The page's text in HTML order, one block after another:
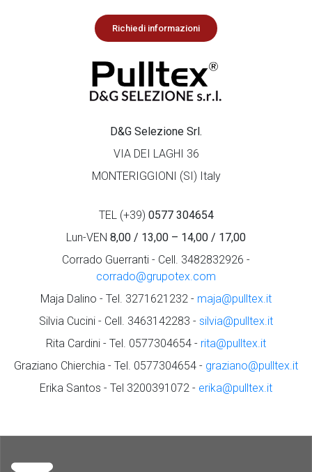
Richiedi informazioni
D&G Selezione Srl.
VIA DEI LAGHI 36
MONTERIGGIONI (SI) Italy
TEL (+39) 0577 304654
Lun-VEN 8,00 / 13,00 – 14,00 / 17,00
Corrado Guerranti - Cell. 3482832926 -
corrado@grupotex.com
Maja Dalino - Tel. 3271621232 - maja@pulltex.it
Silvia Cucini - Cell. 3463142283 - silvia@pulltex.it
Rita Cardini - Tel. 0577304654 - rita@pulltex.it
Graziano Chierchia - Tel. 0577304654 - graziano@pulltex.it
Erika Santos - Tel 3200391072 - erika@pulltex.it